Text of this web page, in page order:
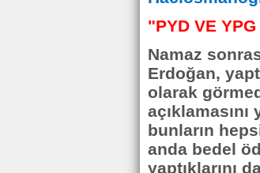
"PYD VE
Namaz
Erdoğan,
olarak
bunların
anda bedel
yaptıklarını